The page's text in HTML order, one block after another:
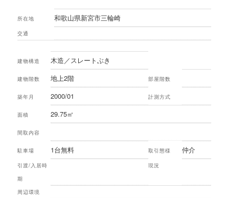
所在地 和歌山県新宮市三輪崎
交通
建物構造 木造／スレートぶき
建物階数 地上2階 部屋階数
築年月 2000/01 計測方式
面積 29.75㎡
間取内容
駐車場 1台無料 取引態様 仲介
引渡/入居時
期
現況
周辺環境